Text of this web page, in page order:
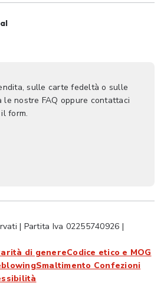
sulle carte fedeltà o sulle
le nostre FAQ oppure contattaci
form.
| Partita Iva 02255740926 |
di genereCodice etico e MOG
Smaltimento Confezioni